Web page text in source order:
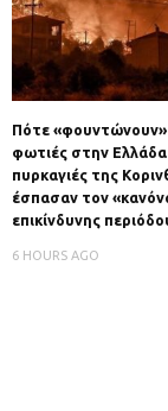
Πότε «φουντώνουν»
φωτιές στην Ελλάδα
πυρκαγιές της
έσπασαν τον
επικίνδυνης
6 HOURS AGO